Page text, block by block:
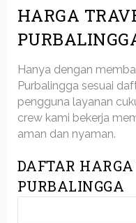
HARGA
Hanya dengan
Purbalingga sesuai
pengguna layanan
crew kami bekerja
aman dan nyaman.
DAFTAR
PURBALINGGA